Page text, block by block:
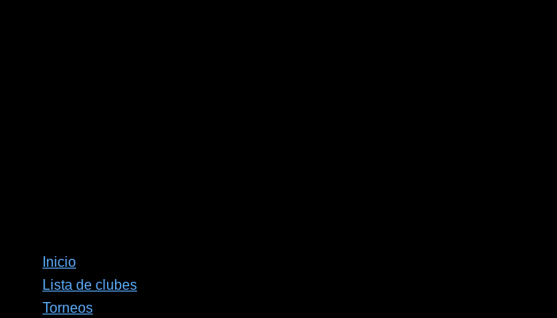
Inicio
Lista de clubes
Torneos